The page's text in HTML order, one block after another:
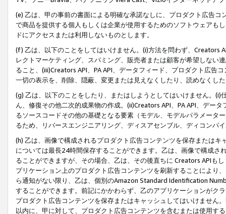
(e) 乙は、甲の事前の書面による明確な承諾なしに、プロダクト広告
で商品を提供する個人もしくは企業が使用するためのソフトウェアも
ドにアクセスまたは利用しないものとします。
(f) 乙は、以下のことをしてはいけません。(i)方法を問わず、Creators
レクトマーケティング、スパミング、販売者または顧客が希望しない
ること、(iii)Creators API、PA API、データフィード、プロダクト広告
一切の表示を、削除、隠蔽、変更または見えなくしたり、読めなくし
(g) 乙は、以下のことをしたり、またはしようとしてはいけません。
ん、修復その他二次的成果物の作成。(ii)Creators API、PA API、デー
るソースコードその他の基礎となる要素（モデル、モデルパラメータ
るため、リバースエンジニアリング、ディスアセンブル、ディコンパ
(h) 乙は、画像で構成されるプロダクト広告コンテンツを保存または
については最長24時間保存することができます。乙は、画像で構成
ることができますが、その場合、乙は、その後直ちに Creators APIも
プリケーション上のプロダクト広告コンテンツを刷新することにより
ら通知がない限り、乙は、個別のAmazon Standard Identification
することができます。前記にかかわらず、乙のアプリケーションがク
プロダクト広告コンテンツを保存またはキャッシュしてはいけません
以内に、甲に対して、プロダクト広告コンテンツを含むまたは使用す